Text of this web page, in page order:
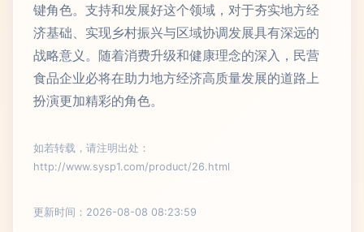
键角色。支持和发展好这个领域，对于夯实地方经
济基础、实现乡村振兴与区域协调发展具有深远的
战略意义。随着消费升级和健康理念的深入，民营
食品企业必将在助力地方经济高质量发展的道路上
扮演更加精彩的角色。
如若转载，请注明出处：
http://www.sysp1.com/product/26.html
更新时间：2026-08-08 08:23:59